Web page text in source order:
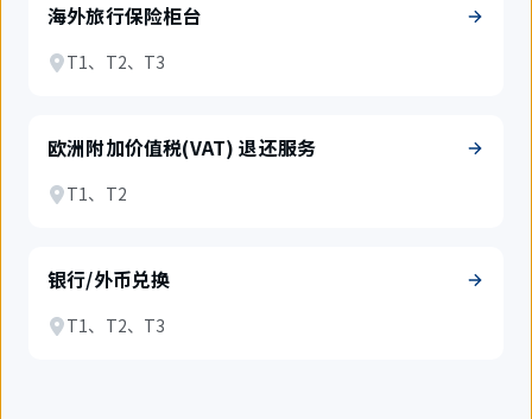
海外旅行保险柜台
T1、T2、T3
欧洲附加价值税(VAT) 退还服务
T1、T2
银行/外币兑换
T1、T2、T3